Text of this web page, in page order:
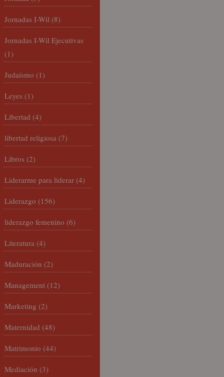
Jornadas I-Wil (8)
Jornadas I-Wil Ejecutivas
(1)
Judaísmo (1)
Leyes (1)
Libertad (4)
libertad religiosa (7)
Libros (2)
Liderarme para liderar (4)
Liderazgo (156)
liderazgo femenino (6)
Literatura (4)
Maduración (2)
Management (12)
Marketing (2)
Maternidad (48)
Matrimonio (44)
Mediación (3)